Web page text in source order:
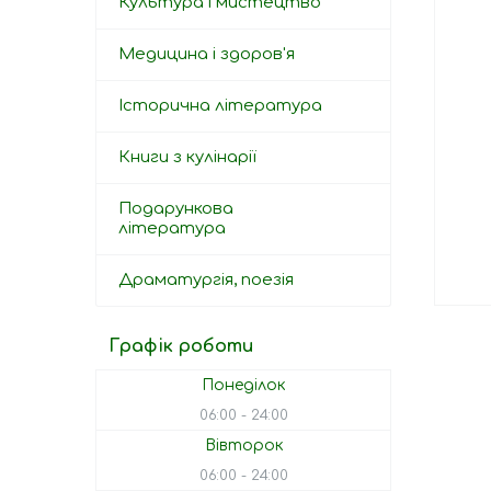
Медицина і здоров'я
Історична література
Книги з кулінарії
Подарункова
література
Драматургія, поезія
Графік роботи
Понеділок
06:00 24:00
Вівторок
06:00 24:00